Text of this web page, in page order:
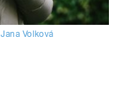
Jana Volková